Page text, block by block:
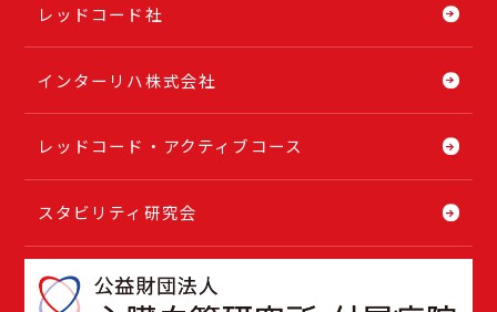
レッドコード社
インターリハ株式会社
レッドコード・アクティブコース
スタビリティ研究会